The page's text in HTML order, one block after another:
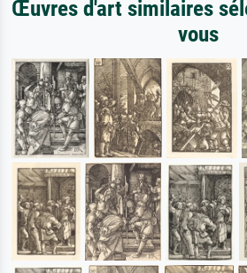
Œuvres d'art similaires
vous